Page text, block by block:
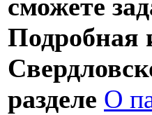
сможете
Подробная
разделе О